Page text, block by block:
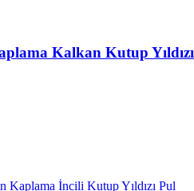
Kalkan Kutup Yıldızı